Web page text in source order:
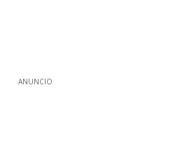
ANUNCIO